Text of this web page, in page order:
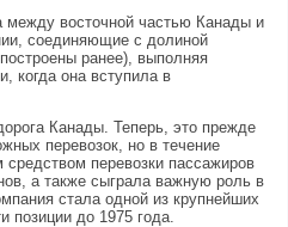
между восточной частью Канады и
соединяющие с долиной
ранее), выполняя
когда она вступила в
Канады. Теперь, это прежде
перевозок, но в течение
перевозки пассажиров
а также сыграла важную роль в
стала одной из крупнейших
до 1975 года.